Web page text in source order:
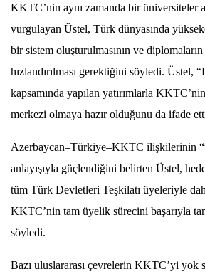
KKTC’nin aynı zamanda bir üniversiteler
vurgulayan Üstel, Türk dünyasında
bir sistem oluşturulmasının ve diplomaların
hızlandırılması gerektiğini söyledi. Üstel,
kapsamında yapılan yatırımlarla
merkezi olmaya hazır olduğunu da ifade
Azerbaycan–Türkiye–KKTC ilişkilerinin
anlayışıyla güçlendiğini belirten Üstel,
tüm Türk Devletleri Teşkilatı üyeleriyle
KKTC’nin tam üyelik sürecini başarıyla
söyledi.
Bazı uluslararası çevrelerin KKTC’yi yok